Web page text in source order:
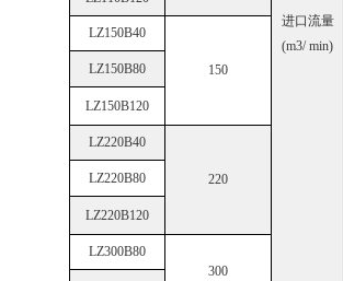
进口流量
(m3/ min)
LZ150B40
150
LZ150B80
LZ150B120
LZ220B40
220
LZ220B80
LZ220B120
LZ300B80
300